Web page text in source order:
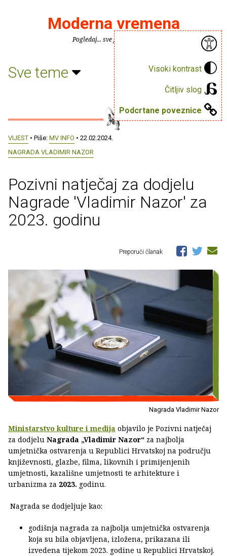
Visoki kontrast
Čitljiv slog
Podcrtane poveznice
Moderna vremena
Pogledaj... sve je puno knjiga.
Sve teme
VIJEST • Piše: MV INFO • 22.02.2024.
NAGRADA VLADIMIR NAZOR
Pozivni natječaj za dodjelu
Nagrade 'Vladimir Nazor' za
2023. godinu
Preporuči članak
Nagrada Vladimir Nazor
Ministarstvo kulture i medija objavilo je Pozivni natječaj
za dodjelu Nagrada „Vladimir Nazor“ za najbolja
umjetnička ostvarenja u Republici Hrvatskoj na području
književnosti, glazbe, filma, likovnih i primijenjenih
umjetnosti, kazališne umjetnosti te arhitekture i
urbanizma za 2023. godinu.
Nagrada se dodjeljuje kao:
godišnja nagrada za najbolja umjetnička ostvarenja
koja su bila objavljena, izložena, prikazana ili
izvedena tijekom 2023. godine u Republici Hrvatskoj.